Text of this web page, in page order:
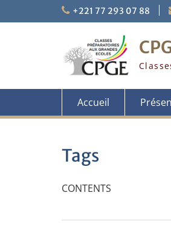
+221 77 293 07 88
Accueil
Tags
CONTENTS